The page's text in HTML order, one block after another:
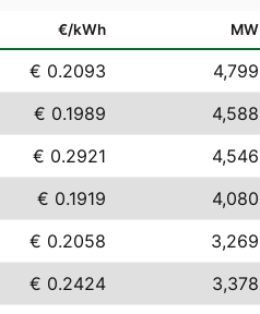
€/kWh MW
€ 0.2093
4,799
€ 0.1989
4,588
€ 0.2921
4,546
€ 0.1919
4,080
€ 0.2058
3,269
€ 0.2424
3,378